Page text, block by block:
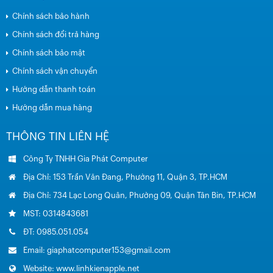
Chính sách bảo hành
Chính sách đổi trả hàng
Chính sách bảo mật
Chính sách vận chuyển
Hướng dẫn thanh toán
Hướng dẫn mua hàng
THÔNG TIN LIÊN HỆ
Công Ty TNHH Gia Phát Computer
Địa Chỉ: 153 Trần Văn Đang, Phường 11, Quận 3, TP.HCM
Địa Chỉ: 734 Lạc Long Quân, Phường 09, Quận Tân Bin, TP.HCM
MST: 0314843681
ĐT: 0985.051.054
Email: giaphatcomputer153@gmail.com
Website: www.linhkienapple.net